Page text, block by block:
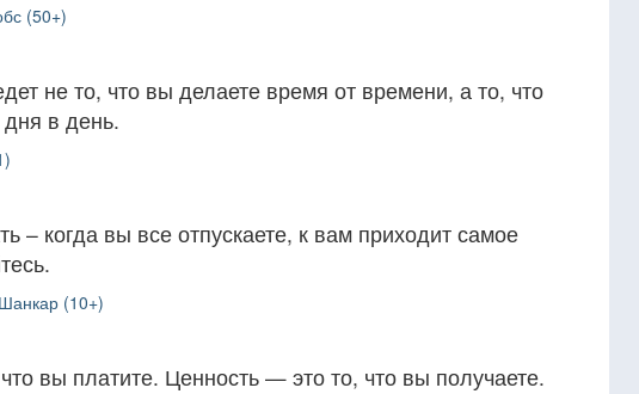
(50+)
не то, что вы делаете время от времени, а то, что
в день.
– когда вы все отпускаете, к вам приходит самое
(10+)
вы платите. Ценность — это то, что вы получаете.